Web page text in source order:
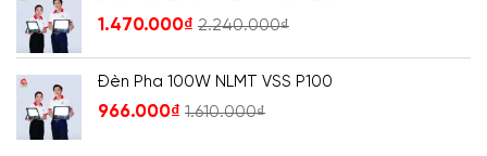
1.470.000₫ 2.240.000₫
Đèn Pha 100W NLMT VSS P100
966.000₫ 1.610.000₫